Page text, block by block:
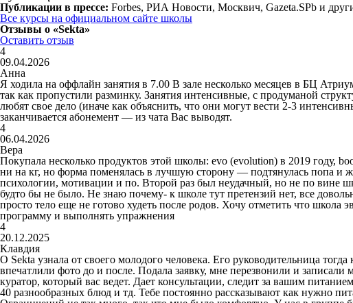
Публикации в прессе: Forbes, РИА Новости, Москвич, Gazeta.SPb и
Все курсы на официальном сайте школы
Отзывы о «Sekta»
Оставить отзыв
4
09.04.2026
Анна
Я ходила на оффлайн занятия в 7.00 В зале несколько месяцев в БЦ
так как пропустили разминку. Занятия интенсивные, с продуманой
любят свое дело (иначе как объяснить, что они могут вести 2-3
заканчивается абонемент — из чата Вас выводят.
4
06.04.2026
Вера
Покупала несколько продуктов этой школы: evo (evolution) в 2019 году,
ни на кг, но форма поменялась в лучшую сторону — подтянулась попа и
психологии, мотивации и по. Второй раз был неудачный, но не по вине
будто бы не было. Не знаю почему- к школе тут претензий нет, все
просто тело еще не готово худеть после родов. Хочу отметить что
программу и выполнять упражнения
4
20.12.2025
Клавдия
О Sekta узнала от своего молодого человека. Его руководительница
впечатлили фото до и после. Подала заявку, мне перезвонили и
куратор, который вас ведет. Дает консультации, следит за вашим
40 разнообразных блюд и тд. Тебе постоянно рассказывают как нужно